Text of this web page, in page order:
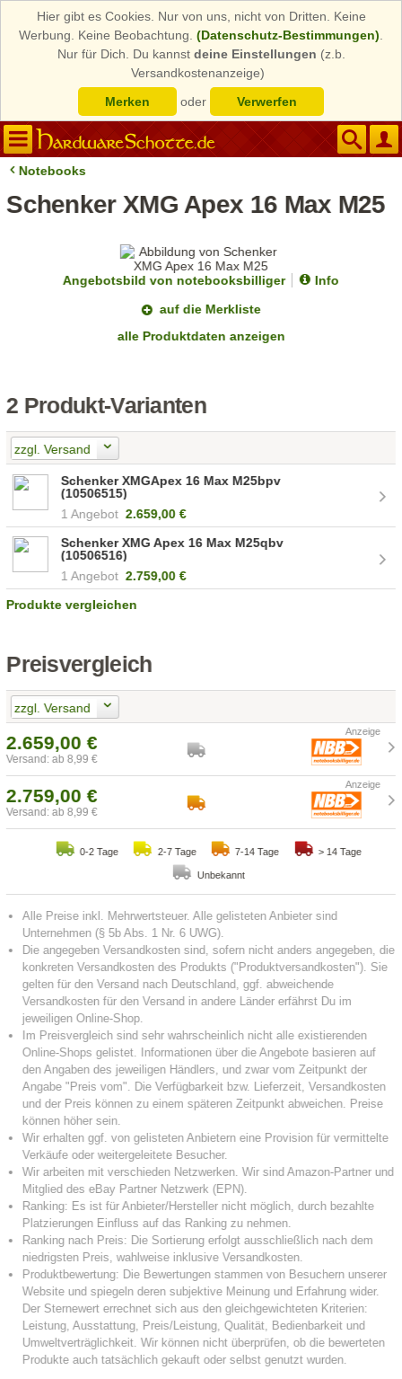
Hier gibt es Cookies. Nur von uns, nicht von Dritten. Keine
Werbung. Keine Beobachtung. (Datenschutz-Bestimmungen)
Nur für Dich. Du kannst deine Einstellungen (z.b.
Versandkostenanzeige)
Merken
oder Verwerfen
Notebooks
Schenker XMG Apex 16 Max M25
Angebotsbild von notebooksbilliger
Info
auf die Merkliste
alle Produktdaten anzeigen
2 Produkt-Varianten
zzgl. Versand
Schenker XMGApex 16 Max M25bpv
(10506515)
1 Angebot 2.659,00 €
Schenker XMG Apex 16 Max M25qbv
(10506516)
1 Angebot 2.759,00 €
Produkte vergleichen
Preisvergleich
zzgl. Versand
2.659,00 €
Versand: ab 8,99 €
2.759,00 €
Versand: ab 8,99 €
0-2 Tage 2-7 Tage 7-14 Tage > 14 Tage
Unbekannt